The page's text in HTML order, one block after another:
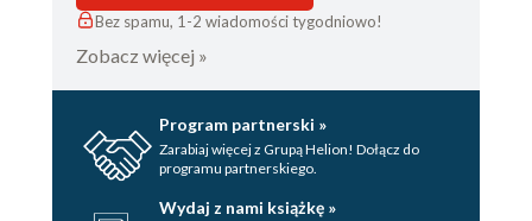
TRZYDZIEŚCI OSIEM
TRZYDZIEŚCI DZIEWIĘĆ
CZTERDZIEŚCI JEDEN
Bez spamu, 1-2 wiadomości tygodniowo!
Zobacz więcej »
Program partnerski »
Zarabiaj więcej z Grupą Helion! Dołącz do
programu partnerskiego.
Wydaj z nami książkę »